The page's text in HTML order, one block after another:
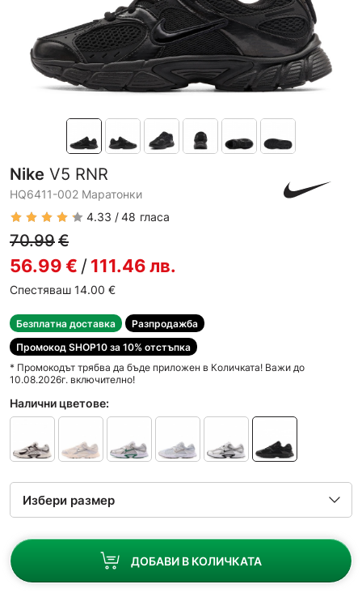
Nike V5 RNR
HQ6411-002 Маратонки
4.33
48 гласа
70.99€
56.99€ /111.46лв.
Спестяваш 14.00 €
Безплатна доставка
Разпродажба
Промокод SHOP10 за 10% отстъпка
* Промокодът трябва да бъде приложен в Количката! Важи до
10.08.2026г. включително!
Налични цветове:
ДОБАВИ В КОЛИЧКАТА